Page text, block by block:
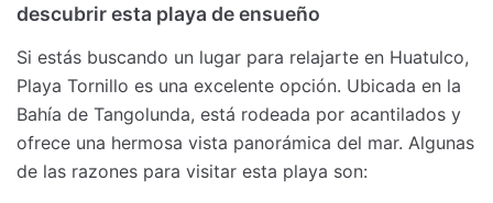
descubrir esta playa de ensueño
Si estás buscando un lugar para relajarte en Huatulco,
Playa Tornillo es una excelente opción. Ubicada en la
Bahía de Tangolunda, está rodeada por acantilados y
ofrece una hermosa vista panorámica del mar. Algunas
de las razones para visitar esta playa son: